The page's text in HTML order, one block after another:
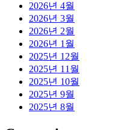
2026년 4월
2026년 3월
2026년 2월
2026년 1월
2025년 12월
2025년 11월
2025년 10월
2025년 9월
2025년 8월